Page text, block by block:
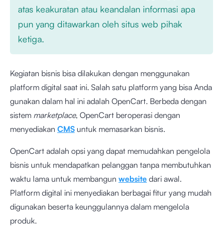
atas keakuratan atau keandalan informasi apa
pun yang ditawarkan oleh situs web pihak
ketiga.
Kegiatan bisnis bisa dilakukan dengan menggunakan
platform digital saat ini. Salah satu platform yang bisa Anda
gunakan dalam hal ini adalah OpenCart. Berbeda dengan
sistem marketplace, OpenCart beroperasi dengan
menyediakan CMS untuk memasarkan bisnis.
OpenCart adalah opsi yang dapat memudahkan pengelola
bisnis untuk mendapatkan pelanggan tanpa membutuhkan
waktu lama untuk membangun website dari awal.
Platform digital ini menyediakan berbagai fitur yang mudah
digunakan beserta keunggulannya dalam mengelola
produk.